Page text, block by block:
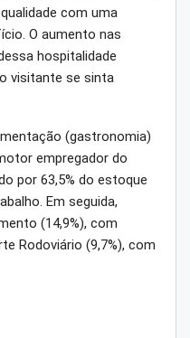
com uma
O aumento nas
hospitalidade
visitante se sinta
(gastronomia)
empregador do
por 63,5% do estoque
Em seguida,
(14,9%), com
Rodoviário (9,7%), com